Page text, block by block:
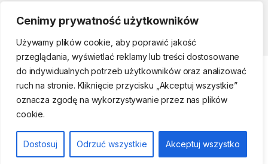
Cenimy prywatność użytkowników
Używamy plików cookie, aby poprawić jakość
przeglądania, wyświetlać reklamy lub treści dostosowane
do indywidualnych potrzeb użytkowników oraz analizować
ruch na stronie. Kliknięcie przycisku „Akceptuj wszystkie”
oznacza zgodę na wykorzystywanie przez nas plików
cookie.
Dostosuj Odrzuć wszystkie Akceptuj wszystko
Strefa klienta
(22) 761-17-50, 509
474 442